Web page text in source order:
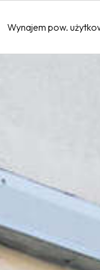
Wynajem pow.